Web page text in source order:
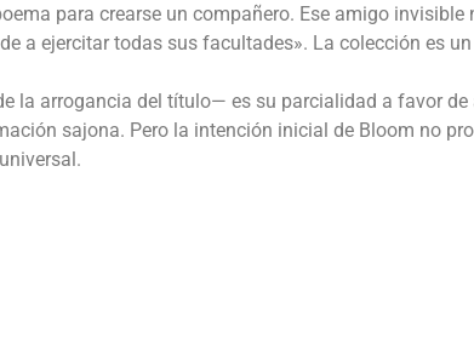
para crearse un compañero. Ese amigo invisible
a ejercitar todas sus facultades». La colección es
la arrogancia del título— es su parcialidad a favor de
sajona. Pero la intención inicial de Bloom no